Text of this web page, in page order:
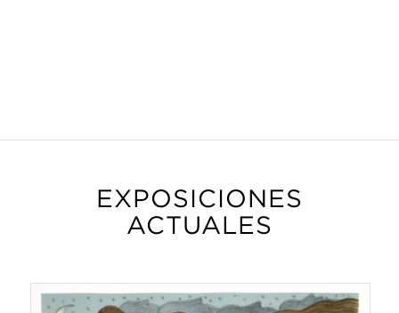
EXPOSICIONES
ACTUALES